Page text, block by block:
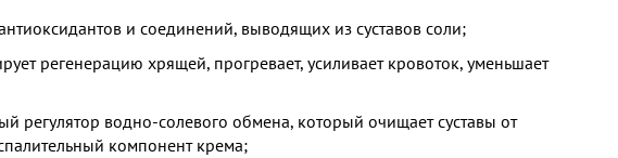
и соединений, выводящих из суставов соли;
регенерацию хрящей, прогревает, усиливает кровоток, уменьшает
водно-солевого обмена, который очищает суставы от
компонент крема;